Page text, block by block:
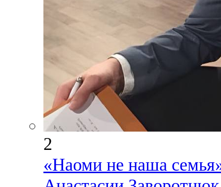
2
«Наоми не наша